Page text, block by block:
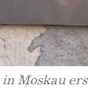
Moskau